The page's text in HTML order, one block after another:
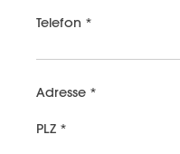
Telefon *
Adresse *
PLZ *